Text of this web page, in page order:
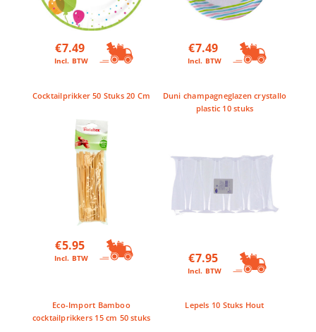
€7.49
Incl. BTW
€7.49
Incl. BTW
Cocktailprikker 50 Stuks 20 Cm
€5.95
Incl. BTW
Duni champagneglazen crystallo
plastic 10 stuks
€7.95
Incl. BTW
Eco-Import Bamboo
cocktailprikkers 15 cm 50 stuks
Lepels 10 Stuks Hout